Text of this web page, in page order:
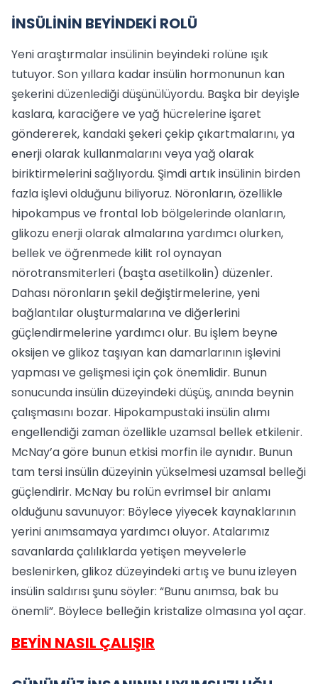
İNSÜLİNİN BEYİNDEKİ ROLÜ
Yeni araştırmalar insülinin beyindeki rolüne ışık
tutuyor. Son yıllara kadar insülin hormonunun kan
şekerini düzenlediği düşünülüyordu. Başka bir deyişle
kaslara, karaciğere ve yağ hücrelerine işaret
göndererek, kandaki şekeri çekip çıkartmalarını, ya
enerji olarak kullanmalarını veya yağ olarak
biriktirmelerini sağlıyordu. Şimdi artık insülinin birden
fazla işlevi olduğunu biliyoruz. Nöronların, özellikle
hipokampus ve frontal lob bölgelerinde olanların,
glikozu enerji olarak almalarına yardımcı olurken,
bellek ve öğrenmede kilit rol oynayan
nörotransmiterleri (başta asetilkolin) düzenler.
Dahası nöronların şekil değiştirmelerine, yeni
bağlantılar oluşturmalarına ve diğerlerini
güçlendirmelerine yardımcı olur. Bu işlem beyne
oksijen ve glikoz taşıyan kan damarlarının işlevini
yapması ve gelişmesi için çok önemlidir. Bunun
sonucunda insülin düzeyindeki düşüş, anında beynin
çalışmasını bozar. Hipokampustaki insülin alımı
engellendiği zaman özellikle uzamsal bellek etkilenir.
McNay’a göre bunun etkisi morfin ile aynıdır. Bunun
tam tersi insülin düzeyinin yükselmesi uzamsal belleği
güçlendirir. McNay bu rolün evrimsel bir anlamı
olduğunu savunuyor: Böylece yiyecek kaynaklarının
yerini anımsamaya yardımcı oluyor. Atalarımız
savanlarda çalılıklarda yetişen meyvelerle
beslenirken, glikoz düzeyindeki artış ve bunu izleyen
insülin saldırısı şunu söyler: “Bunu anımsa, bak bu
önemli”. Böylece belleğin kristalize olmasına yol açar.
BEYİN NASIL ÇALIŞIR